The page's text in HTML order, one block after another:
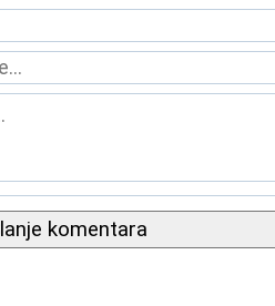
komentara